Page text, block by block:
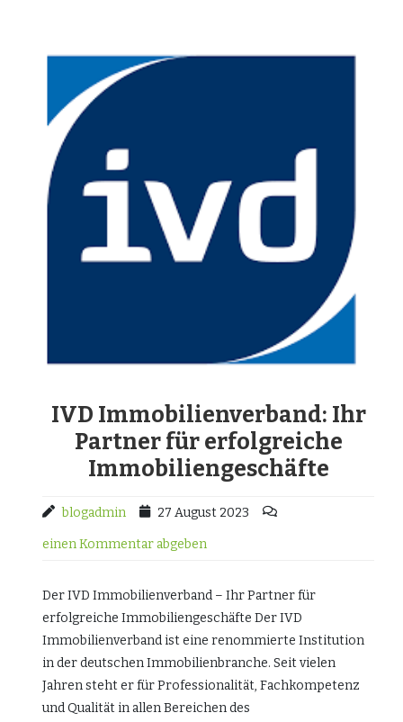
IVD Immobilienverband: Ihr
Partner für erfolgreiche
Immobiliengeschäfte
blogadmin 27 August 2023
einen Kommentar abgeben
Der IVD Immobilienverband – Ihr Partner für
erfolgreiche Immobiliengeschäfte Der IVD
Immobilienverband ist eine renommierte Institution
in der deutschen Immobilienbranche. Seit vielen
Jahren steht er für Professionalität, Fachkompetenz
und Qualität in allen Bereichen des